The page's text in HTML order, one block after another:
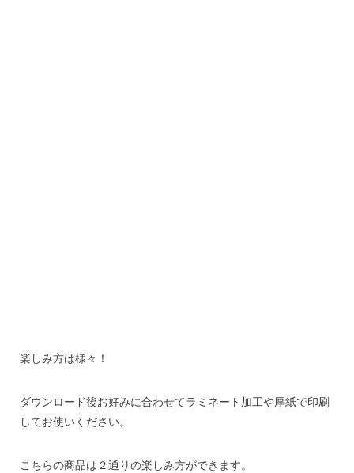
楽しみ方は様々！
ダウンロード後お好みに合わせてラミネート加工や厚紙で印刷
してお使いください。
こちらの商品は２通りの楽しみ方ができます。